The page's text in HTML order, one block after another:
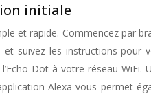
initiale
et rapide. Commencez par
et suivez les instructions
Dot à votre réseau
Alexa vous permet